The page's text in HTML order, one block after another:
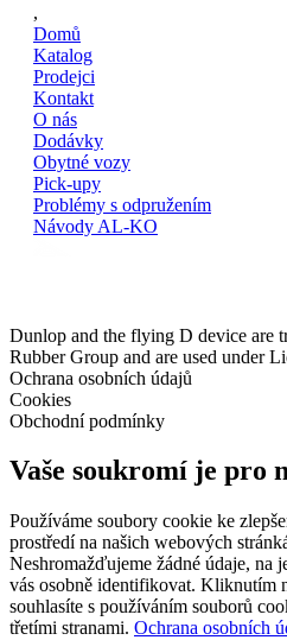
,
Domů
Katalog
Prodejci
Kontakt
O nás
Dodávky
Obytné vozy
Pick-upy
Problémy s odpružením
Návody AL-KO
Dunlop and the flying D device are
Rubber Group and are used under
Ochrana osobních údajů
Cookies
Obchodní podmínky
Vaše soukromí je pro
Používáme soubory cookie ke
prostředí na našich webových
Neshromažďujeme žádné údaje, na
vás osobně identifikovat. Kliknutím
souhlasíte s používáním souborů
třetími stranami. Ochrana osobních